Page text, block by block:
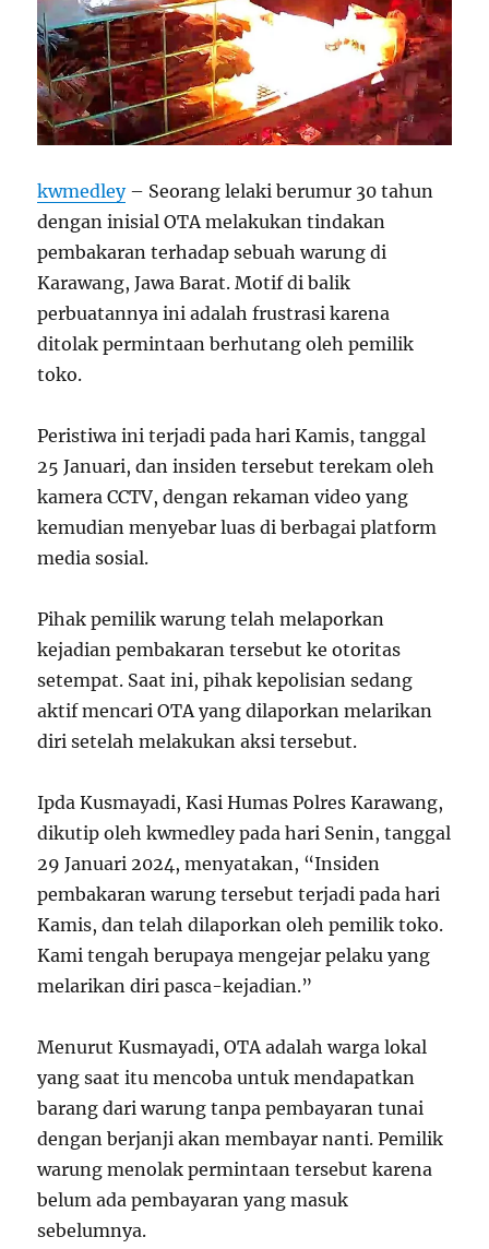
kwmedley– Seorang lelaki berumur 30 tahun
dengan inisial OTA melakukan tindakan
pembakaran terhadap sebuah warung di
Karawang, Jawa Barat. Motif di balik
perbuatannya ini adalah frustrasi karena
ditolak permintaan berhutang oleh pemilik
toko.
Peristiwa ini terjadi pada hari Kamis, tanggal
25 Januari, dan insiden tersebut terekam oleh
kamera CCTV, dengan rekaman video yang
kemudian menyebar luas di berbagai platform
media sosial.
Pihak pemilik warung telah melaporkan
kejadian pembakaran tersebut ke otoritas
setempat. Saat ini, pihak kepolisian sedang
aktif mencari OTA yang dilaporkan melarikan
diri setelah melakukan aksi tersebut.
Ipda Kusmayadi, Kasi Humas Polres Karawang,
dikutip oleh kwmedley pada hari Senin, tanggal
29 Januari 2024, menyatakan, “Insiden
pembakaran warung tersebut terjadi pada hari
Kamis, dan telah dilaporkan oleh pemilik toko.
Kami tengah berupaya mengejar pelaku yang
melarikan diri pasca-kejadian.”
Menurut Kusmayadi, OTA adalah warga lokal
yang saat itu mencoba untuk mendapatkan
barang dari warung tanpa pembayaran tunai
dengan berjanji akan membayar nanti. Pemilik
warung menolak permintaan tersebut karena
belum ada pembayaran yang masuk
sebelumnya.